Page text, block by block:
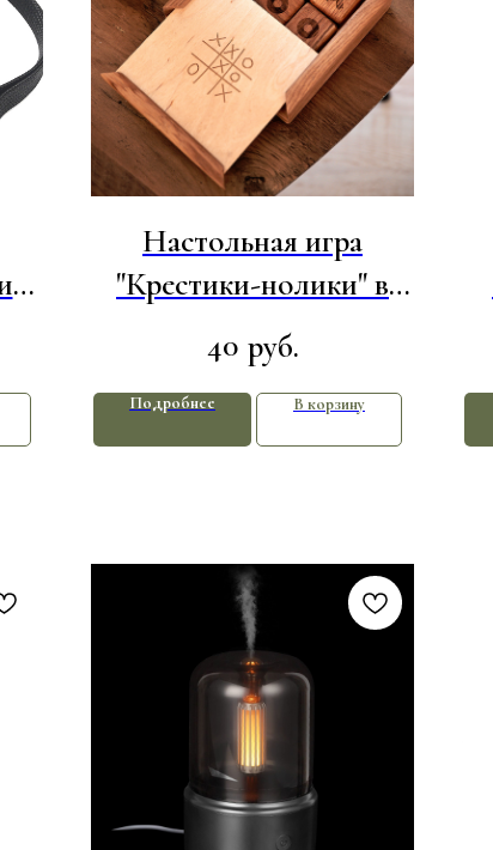
Настольная игра
"Крестики-нолики" в
деревянной коробке
40 руб.
Подробнее В корзину